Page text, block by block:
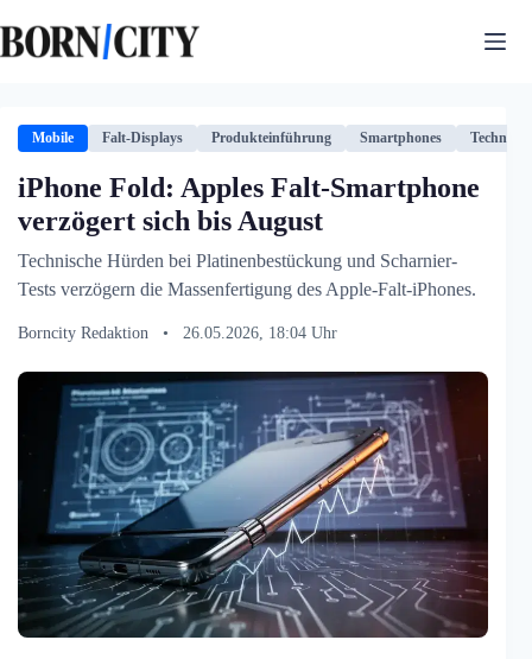
Inhalt
springen
Mobile Falt-Displays Produkteinführung Smartphones
iPhone Fold: Apples Falt-Smartphone
verzögert sich bis August
Technische Hürden bei Platinenbestückung und Scharnier-
Tests verzögern die Massenfertigung des Apple-Falt-iPhones.
Borncity Redaktion • 26.05.2026, 18:04 Uhr